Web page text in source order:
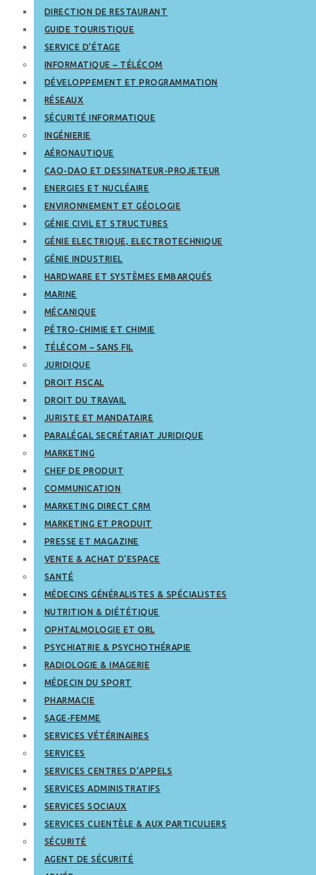
DIRECTION DE RESTAURANT
GUIDE TOURISTIQUE
SERVICE D’ÉTAGE
INFORMATIQUE – TÉLÉCOM
DÉVELOPPEMENT ET PROGRAMMATION
RÉSEAUX
SÉCURITÉ INFORMATIQUE
INGÉNIERIE
AÉRONAUTIQUE
CAO-DAO ET DESSINATEUR-PROJETEUR
ENERGIES ET NUCLÉAIRE
ENVIRONNEMENT ET GÉOLOGIE
GÉNIE CIVIL ET STRUCTURES
GÉNIE ELECTRIQUE, ELECTROTECHNIQUE
GÉNIE INDUSTRIEL
HARDWARE ET SYSTÈMES EMBARQUÉS
MARINE
MÉCANIQUE
PÉTRO-CHIMIE ET CHIMIE
TÉLÉCOM – SANS FIL
JURIDIQUE
DROIT FISCAL
DROIT DU TRAVAIL
JURISTE ET MANDATAIRE
PARALÉGAL SECRÉTARIAT JURIDIQUE
MARKETING
CHEF DE PRODUIT
COMMUNICATION
MARKETING DIRECT CRM
MARKETING ET PRODUIT
PRESSE ET MAGAZINE
VENTE & ACHAT D’ESPACE
SANTÉ
MÉDECINS GÉNÉRALISTES & SPÉCIALISTES
NUTRITION & DIÉTÉTIQUE
OPHTALMOLOGIE ET ORL
PSYCHIATRIE & PSYCHOTHÉRAPIE
RADIOLOGIE & IMAGERIE
MÉDECIN DU SPORT
PHARMACIE
SAGE-FEMME
SERVICES VÉTÉRINAIRES
SERVICES
SERVICES CENTRES D’APPELS
SERVICES ADMINISTRATIFS
SERVICES SOCIAUX
SERVICES CLIENTÈLE & AUX PARTICULIERS
SÉCURITÉ
AGENT DE SÉCURITÉ